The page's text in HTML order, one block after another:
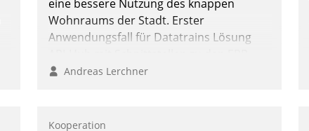
eine bessere Nutzung des knappen
Wohnraums der Stadt. Erster
Anwendungsfall für Datatrains Lösung
Systemen der Unternehmen.
Andreas Lerchner
Kooperation